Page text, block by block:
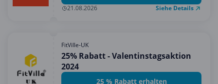
21.08.2026 Siehe Details
FitVille-UK
25% Rabatt - Valentinstagsaktion
2024
25 % Rabatt erhalten